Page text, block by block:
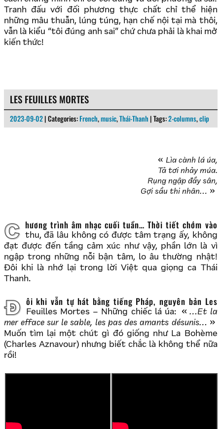
Tranh đấu với đối phương thực chất chỉ thể hiện
những mâu thuẫn, lúng túng, hạn chế nội tại mà thôi,
vẫn là kiểu “tôi đúng anh sai” chứ chưa phải là khai mở
kiến thức!
LES FEUILLES MORTES
2023-09-02 | Categories:French,music,Thái-Thanh | Tags:2-columns,clip
Lìa cành lá úa,
Tả tơi nhảy múa.
Rụng ngập đầy sân,
Gợi sầu thi nhân…
Chương trình âm nhạc cuối tuần… Thời tiết chớm vào
thu, đã lâu không có được tâm trạng ấy, không
đạt được đến tầng cảm xúc như vậy, phần lớn là vì
ngập trong những nỗi bận tâm, lo âu thường nhật!
Đôi khi là nhớ lại trong lời Việt qua giọng ca Thái
Thanh.
Đôi khi vẫn tự hát bằng tiếng Pháp, nguyên bản Les Feuilles Mortes – Những chiếc lá úa:
…Et la
mer efface sur le sable, les pas des amants désunis…
Muốn tìm lại một chút gì đó giống như La Bohème
(Charles Aznavour) nhưng biết chắc là không thể nữa
rồi!